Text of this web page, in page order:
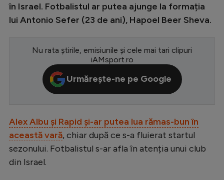
Europa League
CM 2026
Premier League
LaLiga
Bundesliga
Ligue 1
în Israel. Fotbalistul ar putea ajunge la formația
lui Antonio Sefer (23 de ani), Hapoel Beer Sheva.
Nu rata știrile, emisiunile și cele mai tari clipuri
iAMsport.ro
Urmărește-ne pe Google
Alex Albu și Rapid și-ar putea lua rămas-bun în
această vară, chiar după ce s-a fluierat startul
sezonului. Fotbalistul s-ar afla în atenția unui club
din Israel.